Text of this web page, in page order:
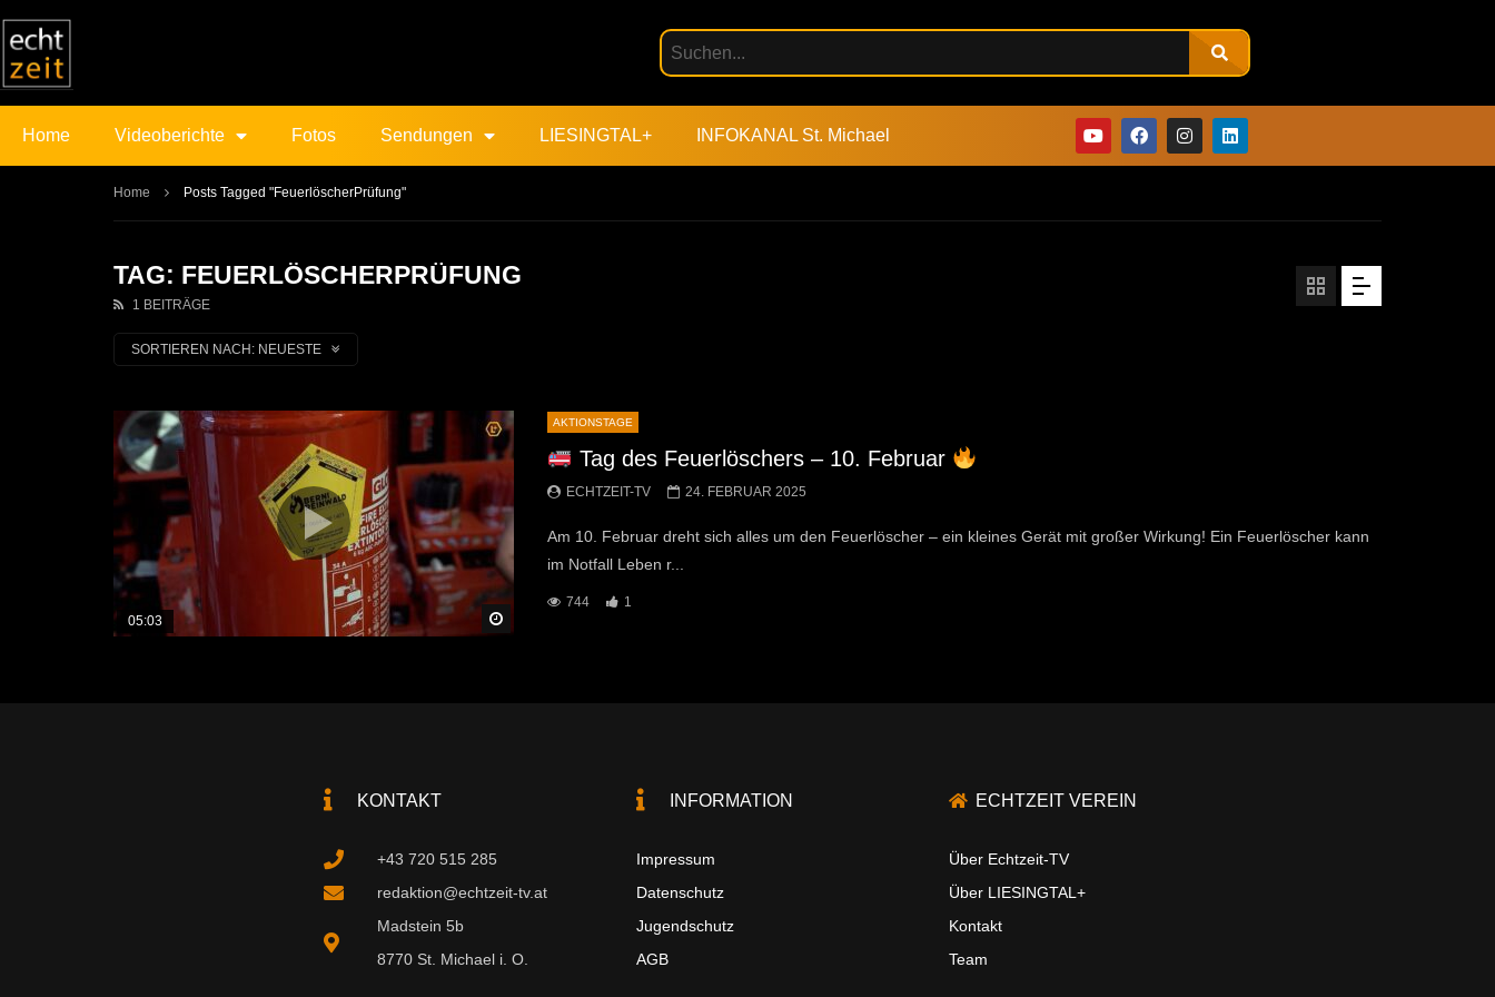
Home Videoberichte Fotos Sendungen LIESINGTAL+ INFOKANAL St. Michael
Home Posts Tagged "FeuerlöscherPrüfung"
TAG: FEUERLÖSCHERPRÜFUNG
1 BEITRÄGE
SORTIEREN NACH: NEUESTE
05:03
AKTIONSTAGE
Tag des Feuerlöschers – 10. Februar
ECHTZEIT-TV 24. FEBRUAR 2025
Am 10. Februar dreht sich alles um den Feuerlöscher – ein kleines Gerät mit großer Wirkung! Ein Feuerlöscher kann
im Notfall Leben r...
744 1
KONTAKT
+43 720 515 285
redaktion@echtzeit-tv.at
Madstein 5b
8770 St. Michael i. O.
INFORMATION
Impressum
Datenschutz
Jugendschutz
AGB
ECHTZEIT VEREIN
Über Echtzeit-TV
Über LIESINGTAL+
Kontakt
Team